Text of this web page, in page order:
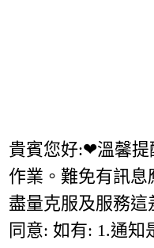
貴賓您好:❤溫馨提
作業。難免有訊息
盡量克服及服務這
同意: 如有: 1.通知